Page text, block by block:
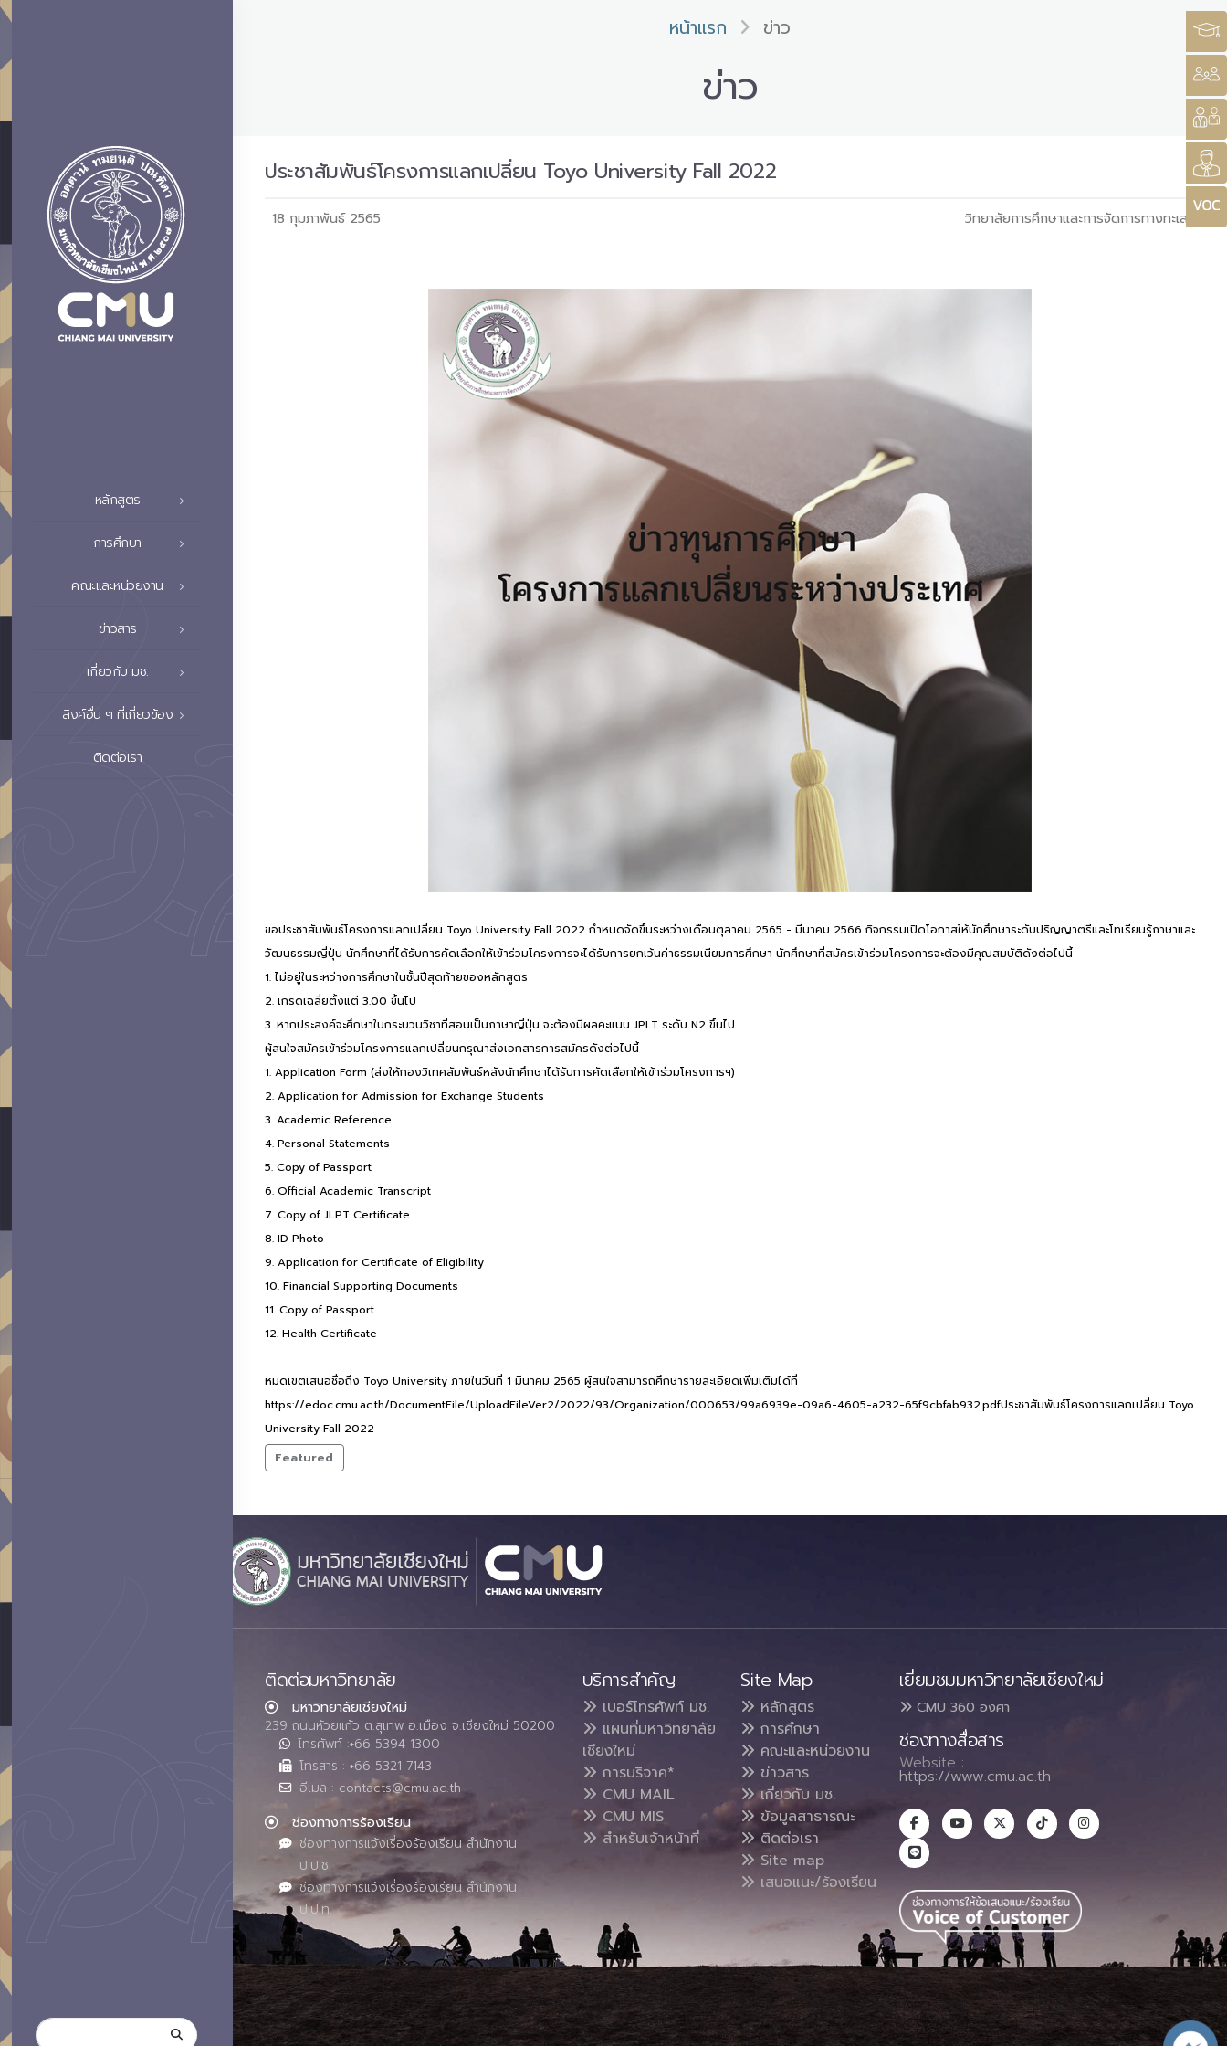
หลักสูตร
การศึกษา
คณะและหน่วยงาน
ข่าวสาร
เกี่ยวกับ มช.
ลิงค์อื่น ๆ ที่เกี่ยวข้อง
ติดต่อเรา
หน้าแรก ข่าว
ข่าว
ประชาสัมพันธ์โครงการแลกเปลี่ยน Toyo University Fall 2022
18 กุมภาพันธ์ 2565 วิทยาลัยการศึกษาและการจัดการทางทะเล
ขอประชาสัมพันธ์โครงการแลกเปลี่ยน Toyo University Fall 2022 กำหนดจัดขึ้นระหว่างเดือนตุลาคม 2565 - มีนาคม 2566 กิจกรรมเปิดโอกาสให้นักศึกษาระดับปริญญาตรีและโทเรียนรู้ภาษาและ
วัฒนธรรมญี่ปุ่น นักศึกษาที่ได้รับการคัดเลือกให้เข้าร่วมโครงการจะได้รับการยกเว้นค่าธรรมเนียมการศึกษา นักศึกษาที่สมัครเข้าร่วมโครงการจะต้องมีคุณสมบัติดังต่อไปนี้
1. ไม่อยู่ในระหว่างการศึกษาในชั้นปีสุดท้ายของหลักสูตร
2. เกรดเฉลี่ยตั้งแต่ 3.00 ขึ้นไป
3. หากประสงค์จะศึกษาในกระบวนวิชาที่สอนเป็นภาษาญี่ปุ่น จะต้องมีผลคะแนน JPLT ระดับ N2 ขึ้นไป
ผู้สนใจสมัครเข้าร่วมโครงการแลกเปลี่ยนกรุณาส่งเอกสารการสมัครดังต่อไปนี้
1. Application Form (ส่งให้กองวิเทศสัมพันธ์หลังนักศึกษาได้รับการคัดเลือกให้เข้าร่วมโครงการฯ)
2. Application for Admission for Exchange Students
3. Academic Reference
4. Personal Statements
5. Copy of Passport
6. Official Academic Transcript
7. Copy of JLPT Certificate
8. ID Photo
9. Application for Certificate of Eligibility
10. Financial Supporting Documents
11. Copy of Passport
12. Health Certificate
หมดเขตเสนอชื่อถึง Toyo University ภายในวันที่ 1 มีนาคม 2565 ผู้สนใจสามารถศึกษารายละเอียดเพิ่มเติมได้ที่
https://edoc.cmu.ac.th/DocumentFile/UploadFileVer2/2022/93/Organization/000653/99a6939e-09a6-4605-a232-65f9cbfab932.pdfประชาสัมพันธ์โครงการแลกเปลี่ยน Toyo
University Fall 2022
Featured
ติดต่อมหาวิทยาลัย
มหาวิทยาลัยเชียงใหม่
239 ถนนห้วยแก้ว ต.สุเทพ อ.เมือง จ.เชียงใหม่ 50200
โทรศัพท์ :+66 5394 1300
โทรสาร : +66 5321 7143
อีเมล : contacts@cmu.ac.th
ช่องทางการร้องเรียน
ช่องทางการแจ้งเรื่องร้องเรียน สำนักงาน
ป.ป.ช.
ช่องทางการแจ้งเรื่องร้องเรียน สำนักงาน
ป.ป.ท.
บริการสำคัญ
เบอร์โทรศัพท์ มช.
แผนที่มหาวิทยาลัย
เชียงใหม่
การบริจาค*
CMU MAIL
CMU MIS
สำหรับเจ้าหน้าที่
Site Map
หลักสูตร
การศึกษา
คณะและหน่วยงาน
ข่าวสาร
เกี่ยวกับ มช.
ข้อมูลสาธารณะ
ติดต่อเรา
Site map
เสนอแนะ/ร้องเรียน
เยี่ยมชมมหาวิทยาลัยเชียงใหม่
CMU 360 องศา
ช่องทางสื่อสาร
Website :
https://www.cmu.ac.th